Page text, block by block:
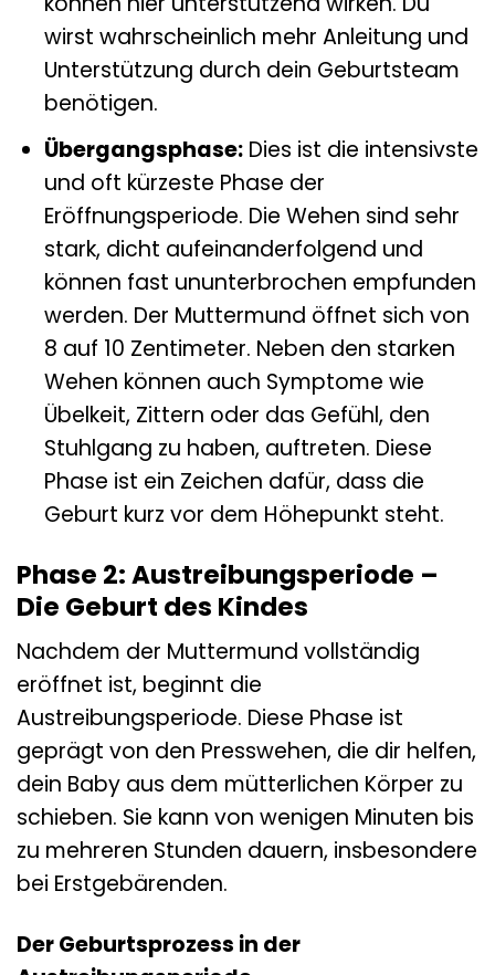
wirst wahrscheinlich mehr Anleitung und
Unterstützung durch dein Geburtsteam
benötigen.
Übergangsphase:Dies ist die intensivste
und oft kürzeste Phase der
Eröffnungsperiode. Die Wehen sind sehr
stark, dicht aufeinanderfolgend und
können fast ununterbrochen empfunden
werden. Der Muttermund öffnet sich von
8 auf 10 Zentimeter. Neben den starken
Wehen können auch Symptome wie
Übelkeit, Zittern oder das Gefühl, den
Stuhlgang zu haben, auftreten. Diese
Phase ist ein Zeichen dafür, dass die
Geburt kurz vor dem Höhepunkt steht.
Phase 2: Austreibungsperiode –
Die Geburt des Kindes
Nachdem der Muttermund vollständig
eröffnet ist, beginnt die
Austreibungsperiode. Diese Phase ist
geprägt von den Presswehen, die dir helfen,
dein Baby aus dem mütterlichen Körper zu
schieben. Sie kann von wenigen Minuten bis
zu mehreren Stunden dauern, insbesondere
bei Erstgebärenden.
Der Geburtsprozess in der